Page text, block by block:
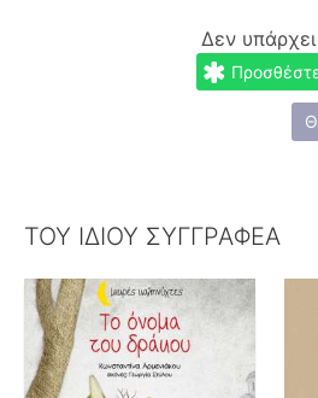
Δεν
ΤΟΥ ΙΔΙΟΥ ΣΥΓΓΡΑΦΕΑ